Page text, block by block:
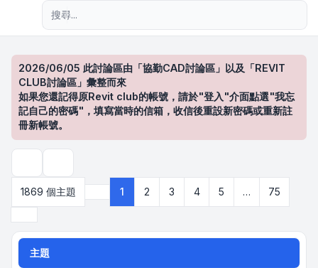
2026/06/05 此討論區由「協勤CAD討論區」以及「REVIT
CLUB討論區」彙整而來
如果您還記得原Revit club的帳號，請於"登入"介面點選"我忘
記自己的密碼"，填寫當時的信箱，收信後重設新密碼或重新註
冊新帳號。
1869 個主題
第1 頁 (共 75 頁)
1 2 3 4 5 …
75
主題